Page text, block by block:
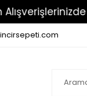
800